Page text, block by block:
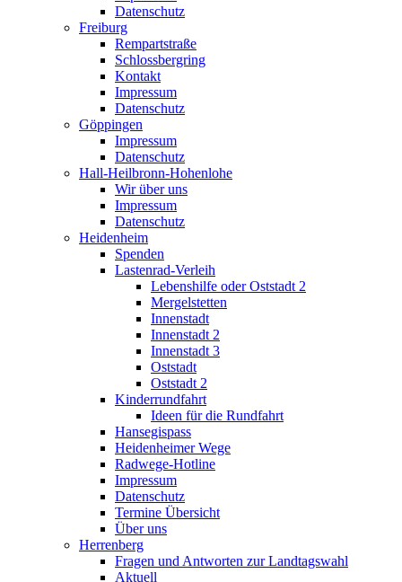
Datenschutz
Freiburg
Rempartstraße
Schlossbergring
Kontakt
Impressum
Datenschutz
Göppingen
Impressum
Datenschutz
Hall-Heilbronn-Hohenlohe
Wir über uns
Impressum
Datenschutz
Heidenheim
Spenden
Lastenrad-Verleih
Lebenshilfe oder Oststadt 2
Mergelstetten
Innenstadt
Innenstadt 2
Innenstadt 3
Oststadt
Oststadt 2
Kinderrundfahrt
Ideen für die Rundfahrt
Hansegispass
Heidenheimer Wege
Radwege-Hotline
Impressum
Datenschutz
Termine Übersicht
Über uns
Herrenberg
Fragen und Antworten zur Landtagswahl
Aktuell